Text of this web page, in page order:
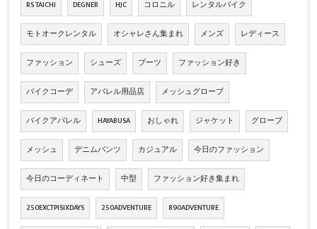
RS TAICHI DEGNER HJC コロニル レンタルバイク
モトオークレンタル オシャレさん集まれ メンズ レディース
ファッション シューズ ブーツ ファッション好き
バイクコーデ アパレル用品店 メッシュグローブ
バイクアパレル HAYABUSA おしゃれ ジャケット グローブ
メッシュ デニムパンツ カジュアル 今日のファッション
今日のコーディネート 中型 ファッション好き集まれ
250EXCTPISIXDAYS 250ADVENTURE 890ADVENTURE